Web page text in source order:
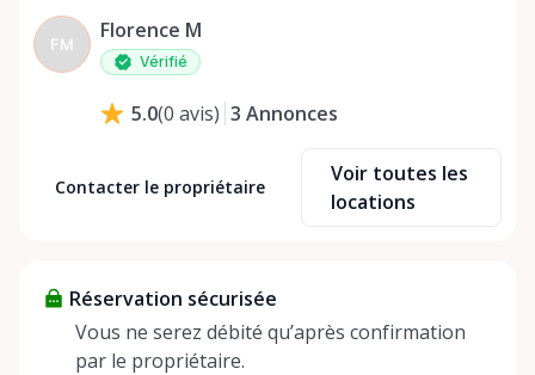
FM
Florence M
Vérifié
5.0(0 avis) 3 Annonces
Contacter le propriétaire
Voir toutes les
locations
Réservation sécurisée
Vous ne serez débité qu’après confirmation
par le propriétaire.